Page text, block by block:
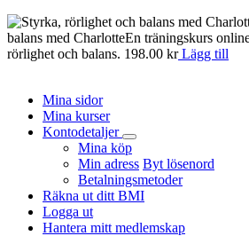
balans med CharlotteEn träningskurs
rörlighet och balans. 198.00 krLägg till
Mina sidor
Mina kurser
Kontodetaljer
Mina köp
Min adress Byt lösenord
Betalningsmetoder
Räkna ut ditt BMI
Logga ut
Hantera mitt medlemskap